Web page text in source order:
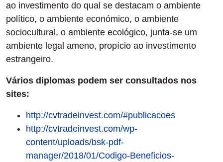
ao investimento do qual se destacam o ambiente
político, o ambiente económico, o ambiente
sociocultural, o ambiente ecológico, junta-se um
ambiente legal ameno, propício ao investimento
estrangeiro.
Vários diplomas podem ser consultados nos
sites:
http://cvtradeinvest.com/#publicacoes
http://cvtradeinvest.com/wp-
content/uploads/bsk-pdf-
manager/2018/01/Codigo-Beneficios-